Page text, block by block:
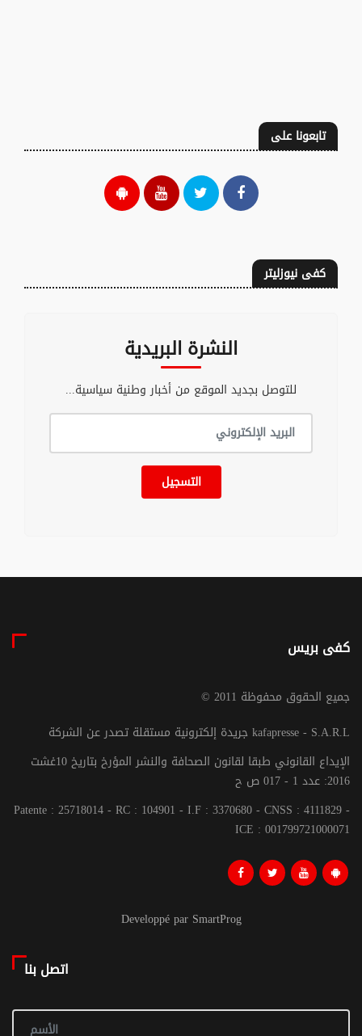
تابعونا على
كفى نيوزليتر
النشرة البريدية
للتوصل بجديد الموقع من أخبار وطنية سياسية...
التسجيل
كفى بريس
© جميع الحقوق محفوظة 2011
جريدة إلكترونية مستقلة تصدر عن الشركة kafapresse - S.A.R.L
الإيداع القانوني طبقا لقانون الصحافة والنشر المؤرخ بتاريخ 10غشت
2016: عدد 1 - 017 ص ح
Patente : 25718014 - RC : 104901 - I.F : 3370680 - CNSS : 4111829 -
ICE : 001799721000071
Developpé par SmartProg
اتصل بنا